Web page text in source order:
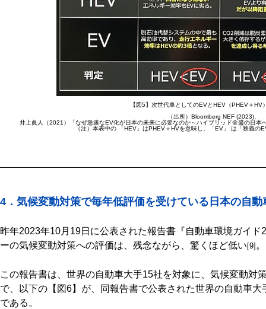
【図5】次世代車としてのEVとHEV（PHEV＋HV
（出所）Bloomberg NEF (2023)、
井上眞人（2021）「なぜ急速なEV化が日本の未来に必要なのか～ハイブリッド全盛の日
（注）本表中の 「HEV」はPHEV＋HVを意味し、「EV」 は「狭義の
4．気候変動対策で毎年低評価を受けている日本の自
昨年2023年10月19日に公表された報告書『自動車環境ガイ
ーの気候変動対策への評価は、残念ながら、驚くほど低い [9] 。
この報告書は、世界の自動車大手15社を対象に、気候変動対
で、以下の【図6】が、同報告書で公表された世界の自動車
である。